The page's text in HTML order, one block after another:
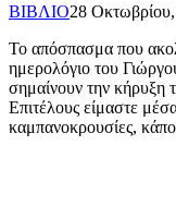
ΒΙΒΛΙΟ28
Το απόσπασμα που
ημερολόγιο του
σημαίνουν την κήρυξη
Επιτέλους είμαστε
καμπανοκρουσίες,